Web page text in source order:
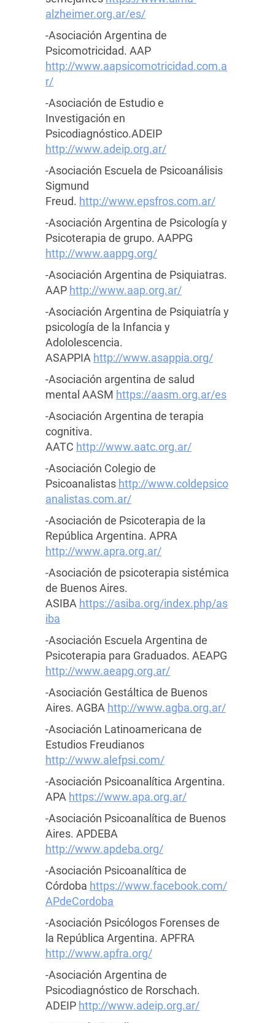
alzheimer.org.ar/es/
-Asociación Argentina de
Psicomotricidad. AAP
http://www.aapsicomotricidad.com.a
r/
-Asociación de Estudio e
Investigación en
Psicodiagnóstico.ADEIP
http://www.adeip.org.ar/
-Asociación Escuela de Psicoanálisis
Sigmund
Freud. http://www.epsfros.com.ar/
-Asociación Argentina de Psicología y
Psicoterapia de grupo. AAPPG
http://www.aappg.org/
-Asociación Argentina de Psiquiatras.
AAP http://www.aap.org.ar/
-Asociación Argentina de Psiquiatría y
psicología de la Infancia y
Adololescencia.
ASAPPIA http://www.asappia.org/
-Asociación argentina de salud
mental AASM https://aasm.org.ar/es
-Asociación Argentina de terapia
cognitiva.
AATC http://www.aatc.org.ar/
-Asociación Colegio de
Psicoanalistas http://www.coldepsico
analistas.com.ar/
-Asociación de Psicoterapia de la
República Argentina. APRA
http://www.apra.org.ar/
-Asociación de psicoterapia sistémica
de Buenos Aires.
ASIBA https://asiba.org/index.php/as
iba
-Asociación Escuela Argentina de
Psicoterapia para Graduados. AEAPG
http://www.aeapg.org.ar/
-Asociación Gestáltica de Buenos
Aires. AGBA http://www.agba.org.ar/
-Asociación Latinoamericana de
Estudios Freudianos
http://www.alefpsi.com/
-Asociación Psicoanalítica Argentina.
APA https://www.apa.org.ar/
-Asociación Psicoanalítica de Buenos
Aires. APDEBA
http://www.apdeba.org/
-Asociación Psicoanalítica de
Córdoba https://www.facebook.com/
APdeCordoba
-Asociación Psicólogos Forenses de
la República Argentina. APFRA
http://www.apfra.org/
-Asociación Argentina de
Psicodiagnóstico de Rorschach.
ADEIP http://www.adeip.org.ar/